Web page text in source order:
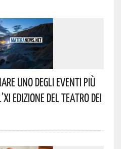
Uno Degli Eventi Più
Edizione Del Teatro Dei